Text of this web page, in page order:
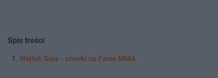
Spis treści
Wojtek Gola - stawki na Fame MMA